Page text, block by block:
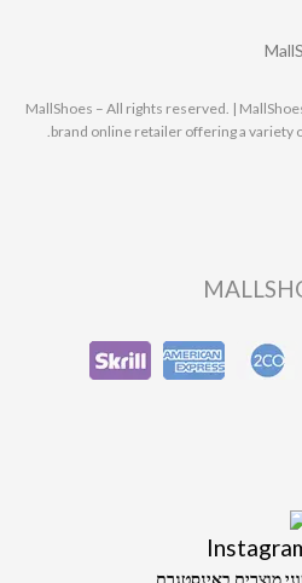
© 2025 MallShoes – All rights reserved. |
brand online retailer offering a variety
מוצרים באינסטגרם